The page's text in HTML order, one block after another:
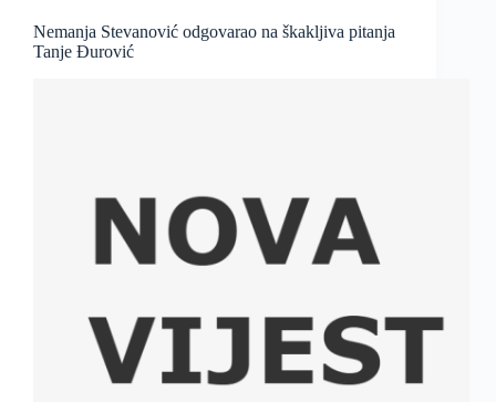
Nemanja Stevanović odgovarao na škakljiva pitanja
Tanje Đurović